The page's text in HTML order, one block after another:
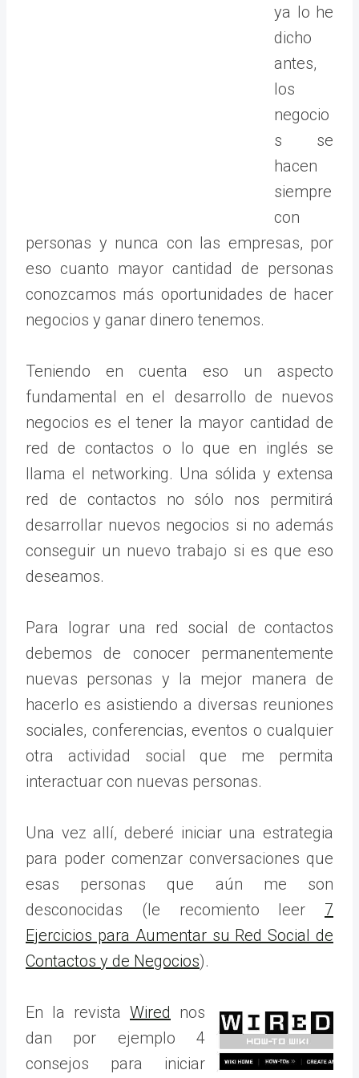
ya lo he
dicho
antes,
los
negocio
s se
hacen
siempre
con
personas y nunca con las empresas, por
eso cuanto mayor cantidad de personas
conozcamos más oportunidades de hacer
negocios y ganar dinero tenemos.
Teniendo en cuenta eso un aspecto
fundamental en el desarrollo de nuevos
negocios es el tener la mayor cantidad de
red de contactos o lo que en inglés se
llama el networking. Una sólida y extensa
red de contactos no sólo nos permitirá
desarrollar nuevos negocios si no además
conseguir un nuevo trabajo si es que eso
deseamos.
Para lograr una red social de contactos
debemos de conocer permanentemente
nuevas personas y la mejor manera de
hacerlo es asistiendo a diversas reuniones
sociales, conferencias, eventos o cualquier
otra actividad social que me permita
interactuar con nuevas personas.
Una vez allí, deberé iniciar una estrategia
para poder comenzar conversaciones que
esas personas que aún me son
desconocidas (le recomiento leer 7
Ejercicios para Aumentar su Red Social de
Contactos y de Negocios).
En la revista Wired nos
dan por ejemplo 4
consejos para iniciar